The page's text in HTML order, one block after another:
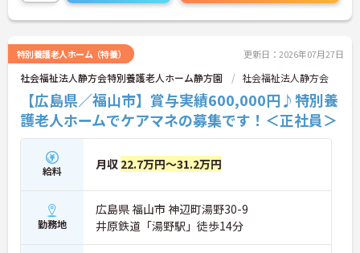
特別養護老人ホーム（特養） 更新日：2026年07月27日
社会福祉法人静方会特別養護老人ホーム静方園 社会福祉法人静方会
【広島県／福山市】賞与実績600,000円♪特別養
護老人ホームでケアマネの募集です！＜正社員＞
給料 月収 22.7万円～31.2万円
勤務地
広島県 福山市 神辺町湯野30-9
井原鉄道「湯野駅」徒歩14分